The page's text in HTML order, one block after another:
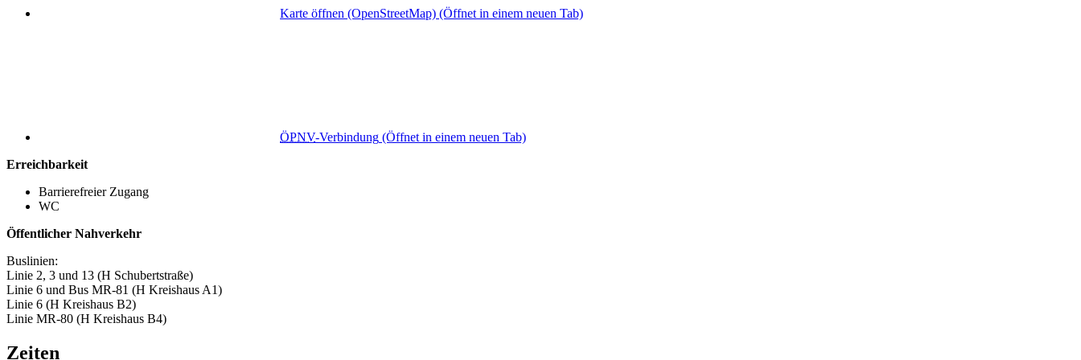
Karte öffnen (OpenStreetMap) (Öffnet in einem neuen Tab)
ÖPNV-Verbindung (Öffnet in einem neuen Tab)
Erreichbarkeit
Barrierefreier Zugang
WC
Öffentlicher Nahverkehr
Buslinien:
Linie 2, 3 und 13 (H Schubertstraße)
Linie 6 und Bus MR-81 (H Kreishaus A1)
Linie 6 (H Kreishaus B2)
Linie MR-80 (H Kreishaus B4)
Zeiten